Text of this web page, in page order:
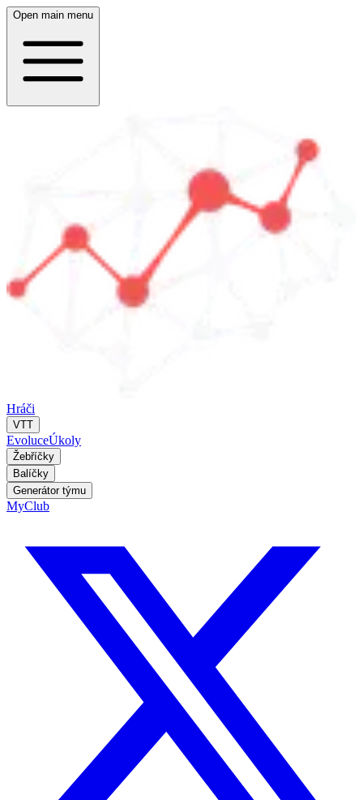
Open main menu
Hráči
VTT
EvoluceÚkoly
Žebříčky
Balíčky
Generátor týmu
MyClub